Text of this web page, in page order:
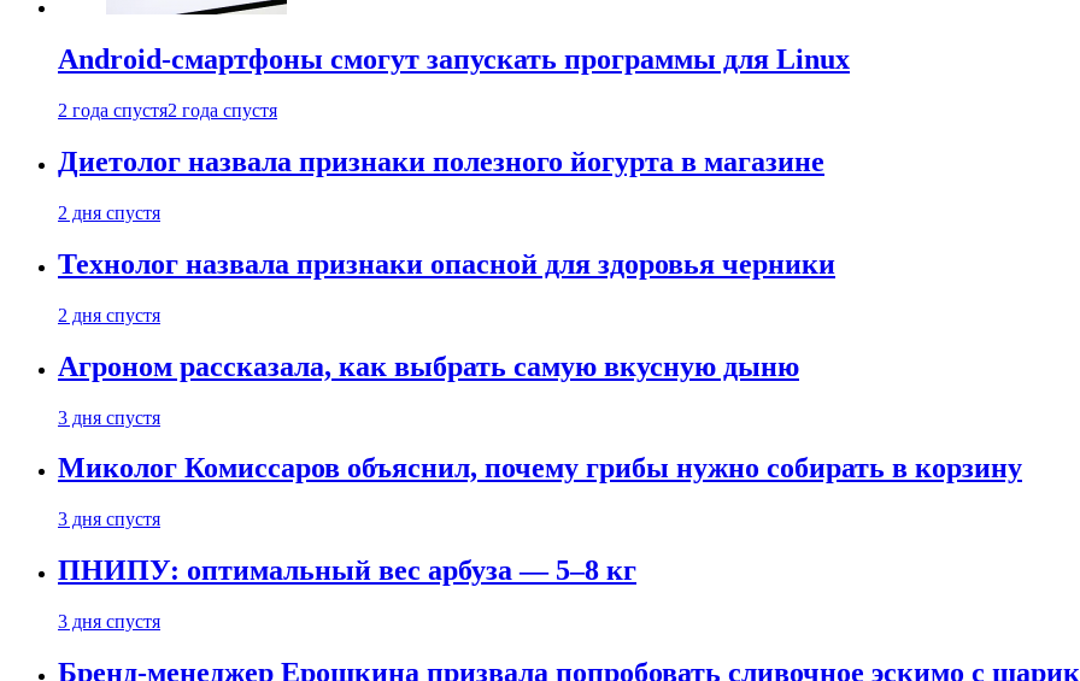
Android-смартфоны смогут запускать программы для Linux
2 года спустя2 года спустя
Диетолог назвала признаки полезного йогурта в магазине
2 дня спустя
Технолог назвала признаки опасной для здоровья черники
2 дня спустя
Агроном рассказала, как выбрать самую вкусную дыню
3 дня спустя
Миколог Комиссаров объяснил, почему грибы нужно собирать в корзину
3 дня спустя
ПНИПУ: оптимальный вес арбуза — 5–8 кг
3 дня спустя
Бренд-менеджер Ерошкина призвала попробовать сливочное эскимо с